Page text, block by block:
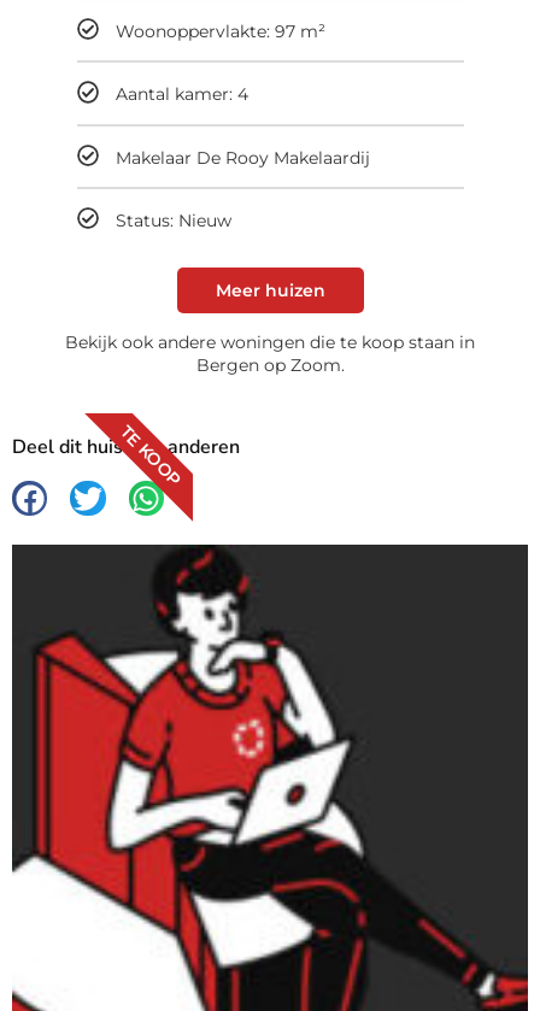
Woonoppervlakte: 97 m²
Aantal kamer: 4
Makelaar De Rooy Makelaardij
Status: Nieuw
Meer huizen
Bekijk ook andere woningen die te koop staan in
Bergen op Zoom.
TE KOOP
Deel dit huis met anderen